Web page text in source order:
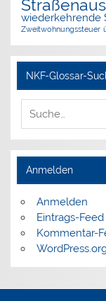
wiederkehrende
Zweitwohnungssteuer
NKF-Glossar-
Anmelden
Anmelden
Eintrags-Feed
Kommentar-